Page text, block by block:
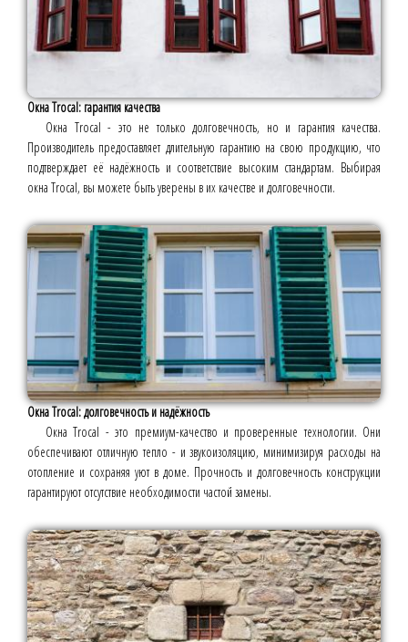
Окна Trocal: гарантия качества
Окна Trocal - это не только долговечность, но и гарантия качества.
Производитель предоставляет длительную гарантию на свою продукцию, что
подтверждает её надёжность и соответствие высоким стандартам. Выбирая
окна Trocal, вы можете быть уверены в их качестве и долговечности.
Окна Trocal: долговечность и надёжность
Окна Trocal - это премиум-качество и проверенные технологии. Они
обеспечивают отличную тепло - и звукоизоляцию, минимизируя расходы на
отопление и сохраняя уют в доме. Прочность и долговечность конструкции
гарантируют отсутствие необходимости частой замены.